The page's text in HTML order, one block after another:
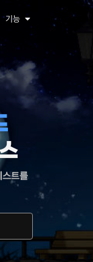
기능
스트를